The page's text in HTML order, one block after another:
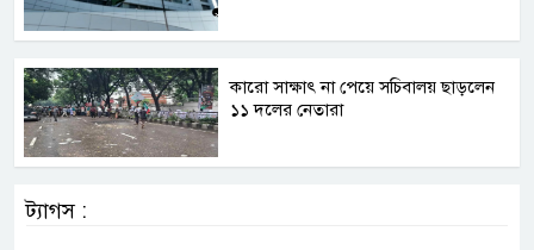
কারো সাক্ষাৎ না পেয়ে সচিবালয় ছাড়লেন
১১ দলের নেতারা
ট্যাগস :